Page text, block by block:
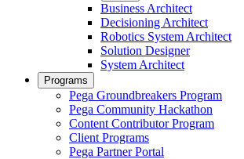
Business Architect
Decisioning Architect
Robotics System Architect
Solution Designer
System Architect
Programs
Pega Groundbreakers Program
Pega Community Hackathon
Content Contributor Program
Client Programs
Pega Partner Portal